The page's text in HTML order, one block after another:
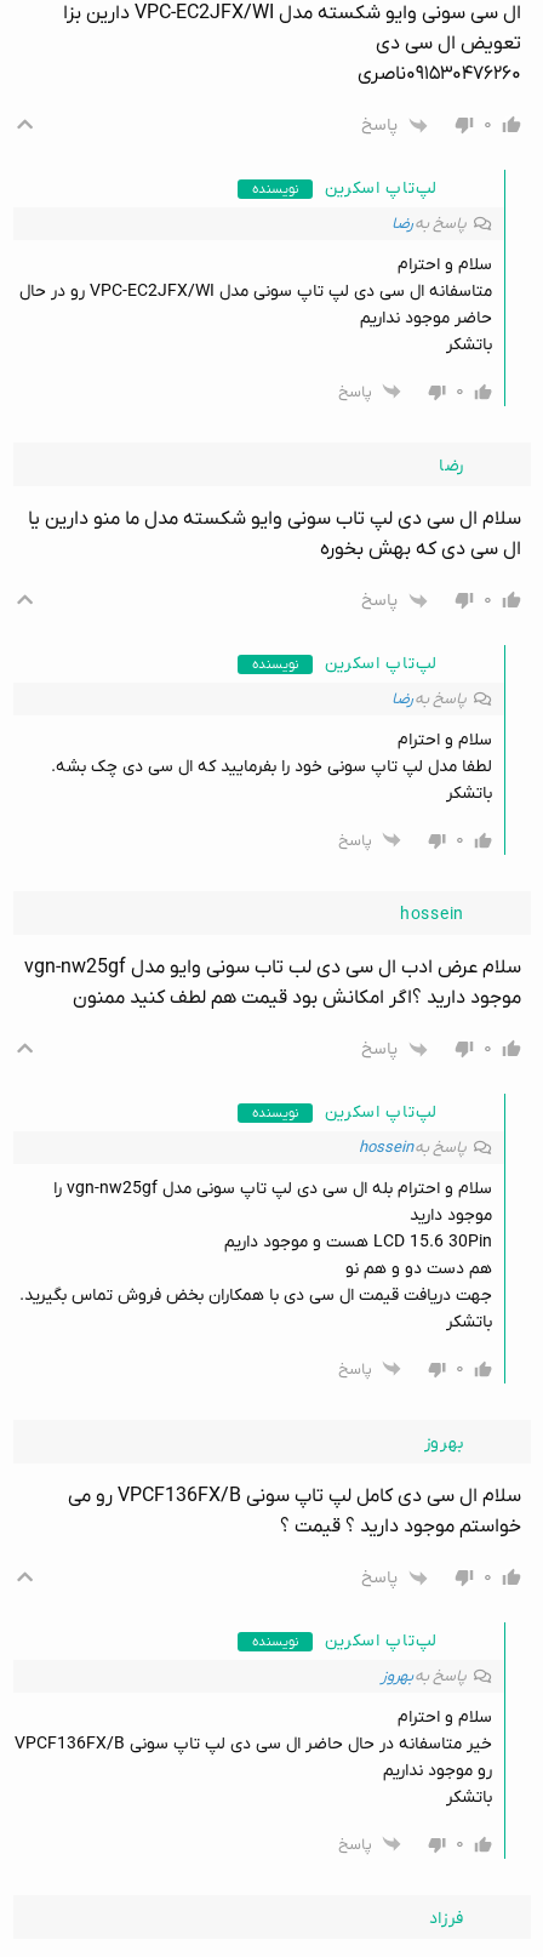
ال سی سونی وایو شکسته مدل VPC-EC2JFX/WI دارین بزا
تعویض ال سی دی
۰۹۱۵۳۰۴۷۶۲۶۰ناصری
۰ پاسخ
لپ‌تاپ اسکرین نویسنده
پاسخ بهرضا
سلام و احترام
متاسفانه ال سی دی لپ تاپ سونی مدل VPC-EC2JFX/WI رو در حال
حاضر موجود نداریم
باتشکر
۰
پاسخ
رضا
سلام ال سی دی لپ تاب سونی وایو شکسته مدل ما منو دارین یا
ال سی دی که بهش بخوره
۰ پاسخ
لپ‌تاپ اسکرین نویسنده
پاسخ بهرضا
سلام و احترام
لطفا مدل لپ تاپ سونی خود را بفرمایید که ال سی دی چک بشه.
باتشکر
۰
پاسخ
hossein
سلام عرض ادب ال سی دی لب تاب سونی وایو مدل vgn-nw25gf
موجود دارید ؟اگر امکانش بود قیمت هم لطف کنید ممنون
۰ پاسخ
لپ‌تاپ اسکرین نویسنده
پاسخ بهhossein
سلام و احترام بله ال سی دی لپ تاپ سونی مدل vgn-nw25gf را
موجود دارید
LCD 15.6 30Pin هست و موجود داریم
هم دست دو و هم نو
جهت دریافت قیمت ال سی دی با همکاران بخض فروش تماس بگیرید.
باتشکر
۰
پاسخ
بهروز
سلام ال سی دی کامل لپ تاپ سونی VPCF136FX/B رو می
خواستم موجود دارید ؟ قیمت ؟
۰ پاسخ
لپ‌تاپ اسکرین نویسنده
پاسخ بهبهروز
سلام و احترام
خیر متاسفانه در حال حاضر ال سی دی لپ تاپ سونی VPCF136FX/B
رو موجود نداریم
باتشکر
۰
پاسخ
فرزاد